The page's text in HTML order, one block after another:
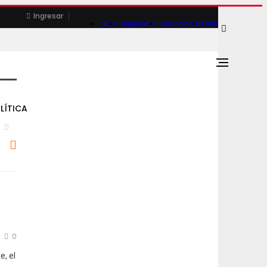
Likes Seguidores Suscriptores Followers
Ingresar
0
el